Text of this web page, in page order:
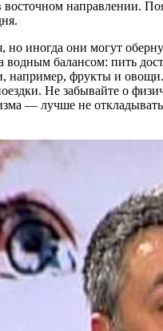
восточном направлении.
иногда они могут
балансом: пить
фрукты и
Не забывайте о
— лучше не